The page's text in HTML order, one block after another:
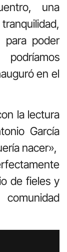
una
para poder
en el
la lectura
García
nacer»,
de fieles y